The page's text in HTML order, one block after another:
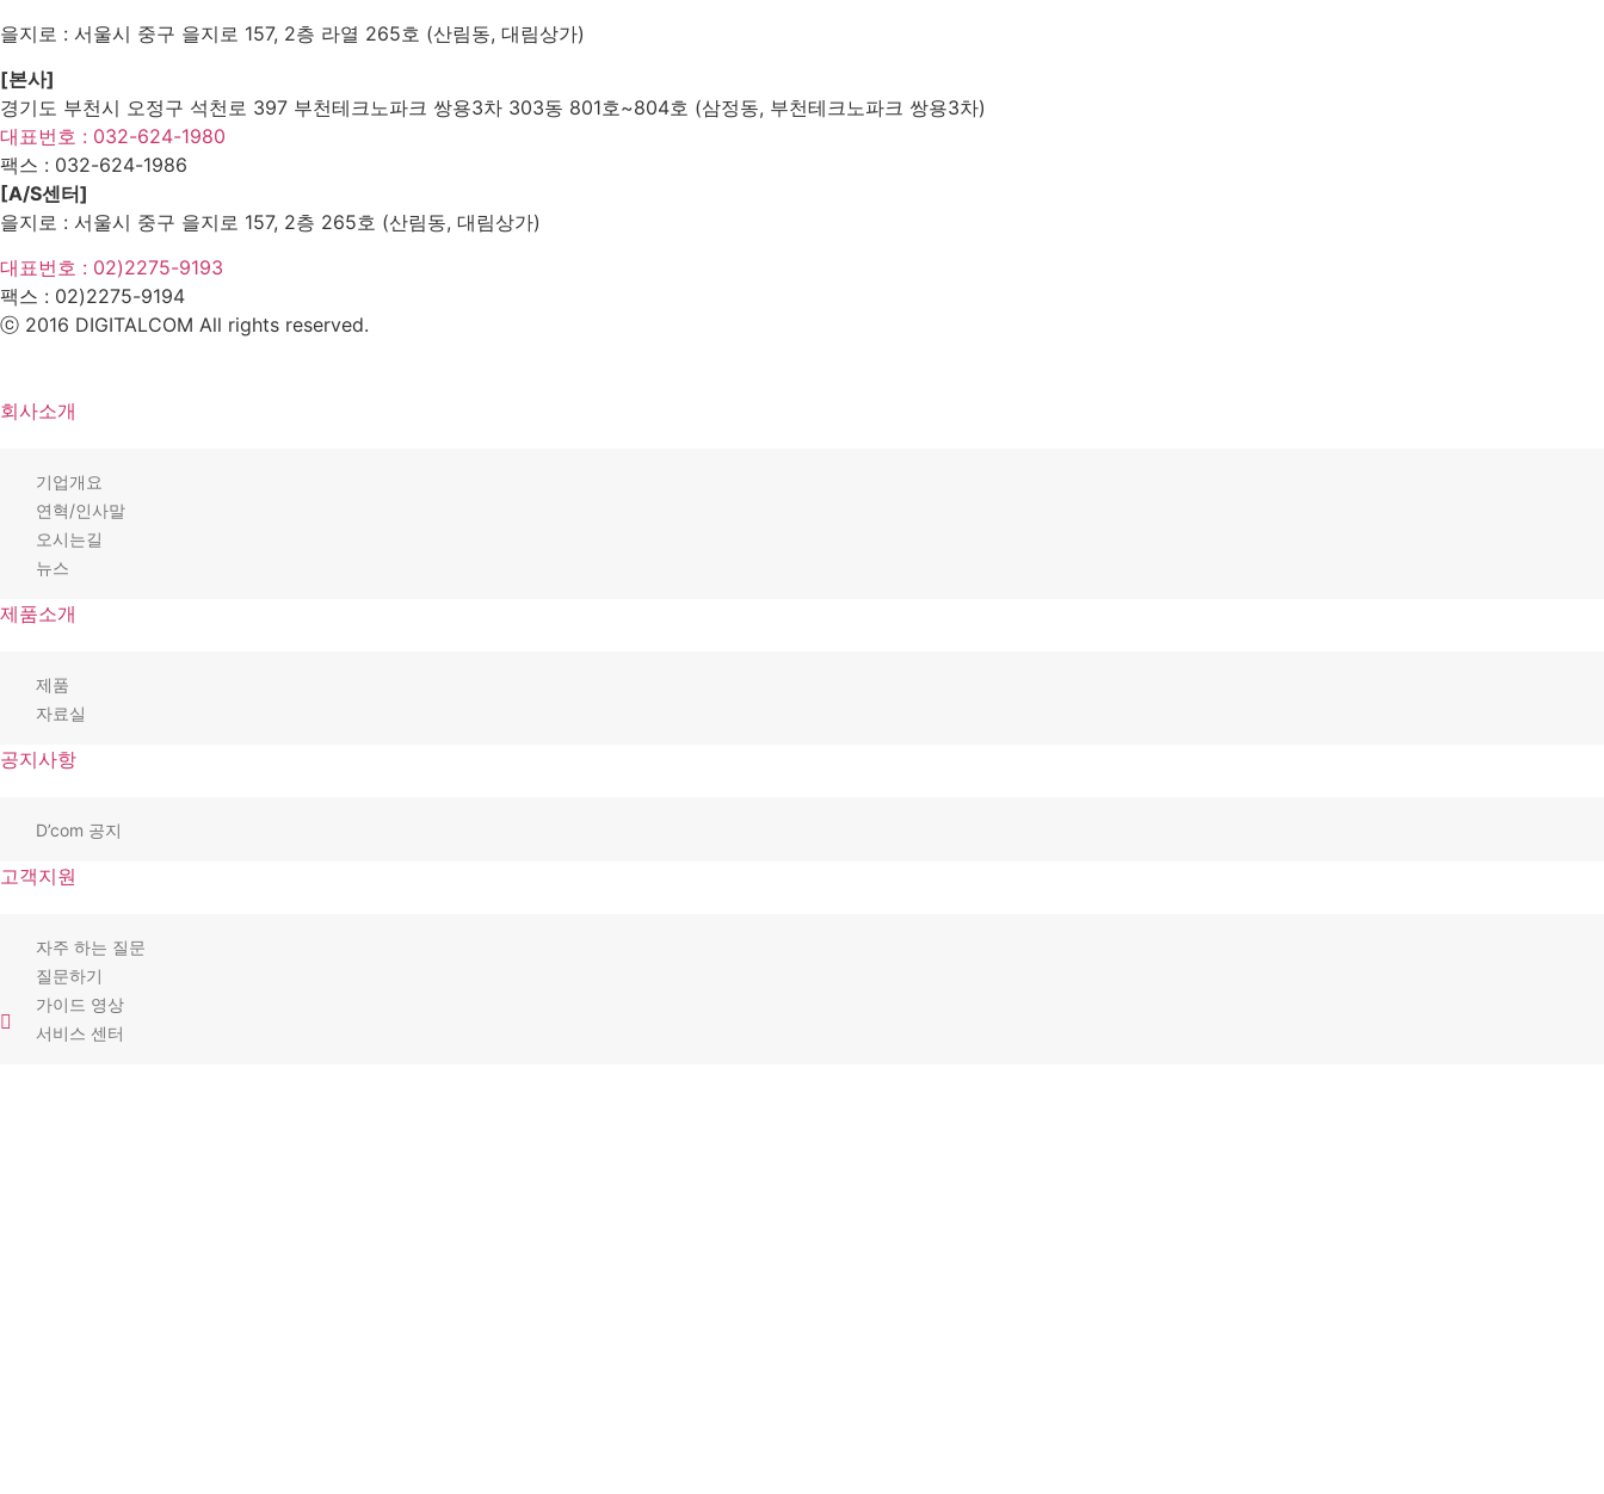
을지로 : 서울시 중구 을지로 157, 2층 라열 265호 (산림동, 대림상가)
[본사]
경기도 부천시 오정구 석천로 397 부천테크노파크 쌍용3차 303동 801호~804호 (삼정동, 부천테크노파크 쌍용3차)
대표번호 : 032-624-1980
팩스 : 032-624-1986
[A/S센터]
을지로 : 서울시 중구 을지로 157, 2층 265호 (산림동, 대림상가)
대표번호 : 02)2275-9193
팩스 : 02)2275-9194​
ⓒ 2016 DIGITALCOM All rights reserved.
회사소개
기업개요
연혁/인사말
오시는길
뉴스
제품소개
제품
자료실
공지사항
D’com 공지
고객지원
자주 하는 질문
질문하기
가이드 영상
서비스 센터